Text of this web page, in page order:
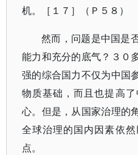
机。［１７］（Ｐ５８）
然而，问题是中国是
能力和充分的底气？３０
强的综合国力不仅为中国
物质基础，而且也提高
心。但是，从国家治理的
全球治理的国内因素依
点。